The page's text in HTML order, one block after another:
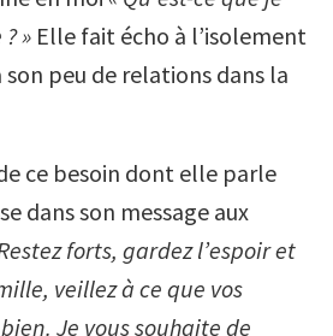
» Elle fait écho à l’isolement
peu de relations dans la
ce besoin dont elle parle
dans son message aux
forts, gardez l’espoir et
veillez à ce que vos
Je vous souhaite de